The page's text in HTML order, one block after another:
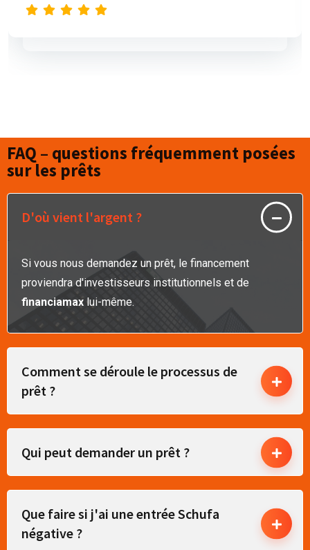
FAQ – questions fréquemment posées
sur les prêts
D'où vient l'argent ?
Si vous nous demandez un prêt, le financement
proviendra d'investisseurs institutionnels et de
financiamax lui-même.
Comment se déroule le processus de
prêt ?
Qui peut demander un prêt ?
Que faire si j'ai une entrée Schufa
négative ?